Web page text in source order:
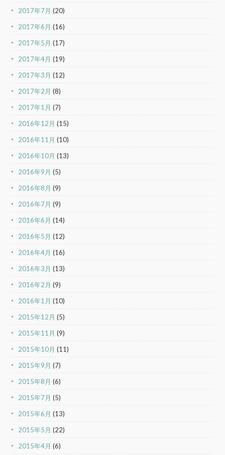
2017年7月 (20)
2017年6月 (16)
2017年5月 (17)
2017年4月 (19)
2017年3月 (12)
2017年2月 (8)
2017年1月 (7)
2016年12月 (15)
2016年11月 (10)
2016年10月 (13)
2016年9月 (5)
2016年8月 (9)
2016年7月 (9)
2016年6月 (14)
2016年5月 (12)
2016年4月 (16)
2016年3月 (13)
2016年2月 (9)
2016年1月 (10)
2015年12月 (5)
2015年11月 (9)
2015年10月 (11)
2015年9月 (7)
2015年8月 (6)
2015年7月 (5)
2015年6月 (13)
2015年5月 (22)
2015年4月 (6)